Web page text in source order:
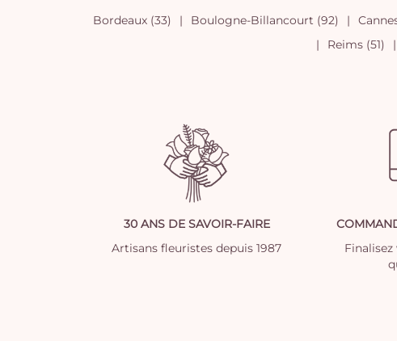
Bordeaux (33) Boulogne-Billancourt (92)
Reims (51)
30 ANS DE SAVOIR-FAIRE
Artisans fleuristes depuis 1987